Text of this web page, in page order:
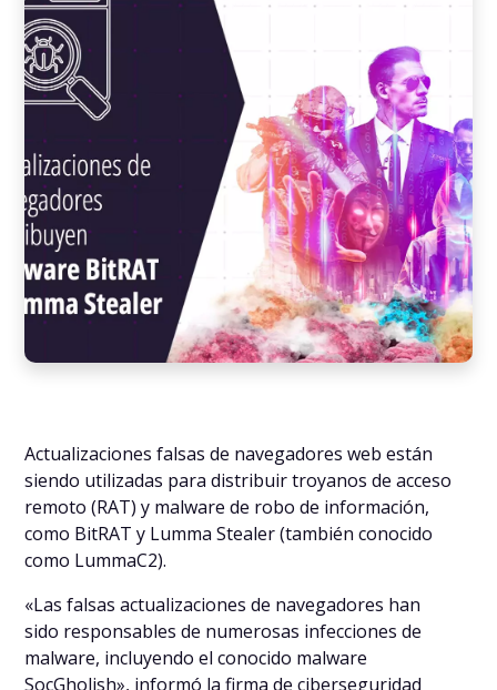
Actualizaciones falsas de navegadores web están
siendo utilizadas para distribuir troyanos de acceso
remoto (RAT) y malware de robo de información,
como BitRAT y Lumma Stealer (también conocido
como LummaC2).
«Las falsas actualizaciones de navegadores han
sido responsables de numerosas infecciones de
malware, incluyendo el conocido malware
SocGholish», informó la firma de ciberseguridad